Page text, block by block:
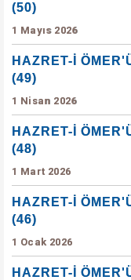
(50)
1 Mayıs 2026
HAZRET-İ
(49)
1 Nisan 2026
HAZRET-İ
(48)
1 Mart 2026
HAZRET-İ
(46)
1 Ocak 2026
HAZRET-İ